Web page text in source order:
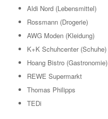
Aldi Nord (Lebensmittel)
Rossmann (Drogerie)
AWG Moden (Kleidung)
K+K Schuhcenter (Schuhe)
Hoang Bistro (Gastronomie)
REWE Supermarkt
Thomas Philipps
TEDi